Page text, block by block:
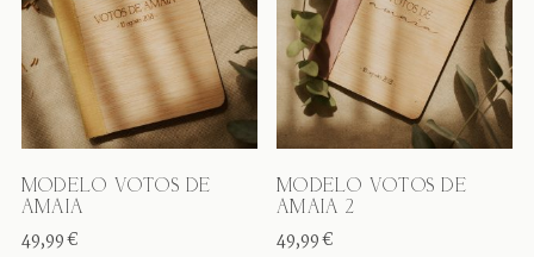
CONTACTO
MODELO VOTOS DE
AMAIA
49,99€
MODELO VOTOS DE
AMAIA 2
49,99€